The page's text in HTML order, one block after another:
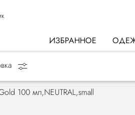
ИЗБРАННОЕ
Подарки